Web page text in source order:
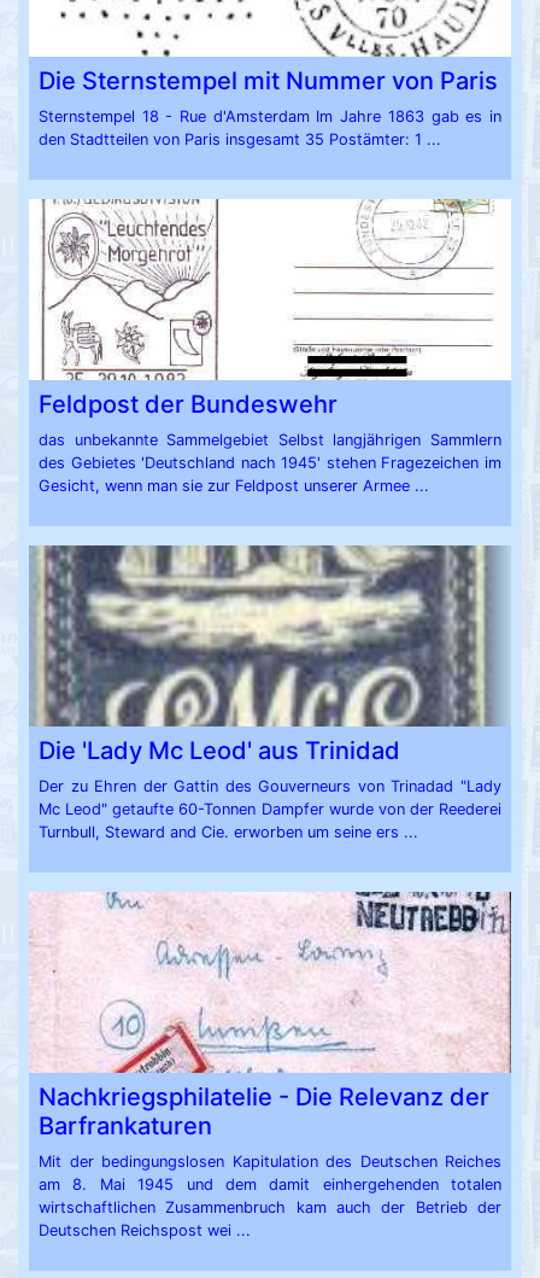
Die Sternstempel mit Nummer von Paris
Sternstempel 18 - Rue d'Amsterdam Im Jahre 1863 gab es in
den Stadtteilen von Paris insgesamt 35 Postämter: 1 ...
Feldpost der Bundeswehr
das unbekannte Sammelgebiet Selbst langjährigen Sammlern
des Gebietes 'Deutschland nach 1945' stehen Fragezeichen im
Gesicht, wenn man sie zur Feldpost unserer Armee ...
Die 'Lady Mc Leod' aus Trinidad
Der zu Ehren der Gattin des Gouverneurs von Trinadad "Lady
Mc Leod" getaufte 60-Tonnen Dampfer wurde von der Reederei
Turnbull, Steward and Cie. erworben um seine ers ...
Nachkriegsphilatelie - Die Relevanz der
Barfrankaturen
Mit der bedingungslosen Kapitulation des Deutschen Reiches
am 8. Mai 1945 und dem damit einhergehenden totalen
wirtschaftlichen Zusammenbruch kam auch der Betrieb der
Deutschen Reichspost wei ...